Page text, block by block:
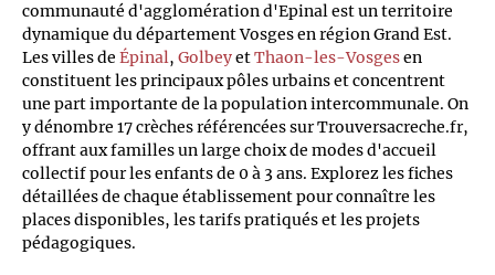
communauté d'agglomération d'Epinal est un territoire
dynamique du département Vosges en région Grand Est.
Les villes de Épinal, GolbeyetThaon-les-Vosgesen
constituent les principaux pôles urbains et concentrent
une part importante de la population intercommunale. On
y dénombre 17 crèches référencées sur Trouversacreche.fr,
offrant aux familles un large choix de modes d'accueil
collectif pour les enfants de 0 à 3 ans. Explorez les fiches
détaillées de chaque établissement pour connaître les
places disponibles, les tarifs pratiqués et les projets
pédagogiques.